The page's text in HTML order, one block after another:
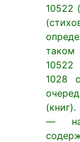
10522
таком
10522
1028
—